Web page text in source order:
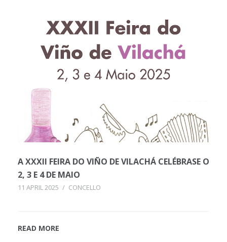
A XXXII FEIRA DO VIÑO DE VILACHÁ CELÉBRASE O
2, 3 E 4 DE MAIO
11 APRIL 2025 / CONCELLO
READ MORE